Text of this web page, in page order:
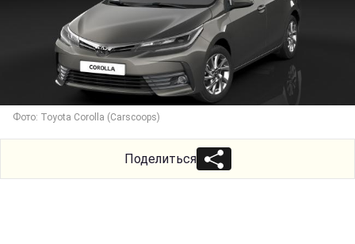
Фото: Toyota Corolla (Carscoops)
Поделиться